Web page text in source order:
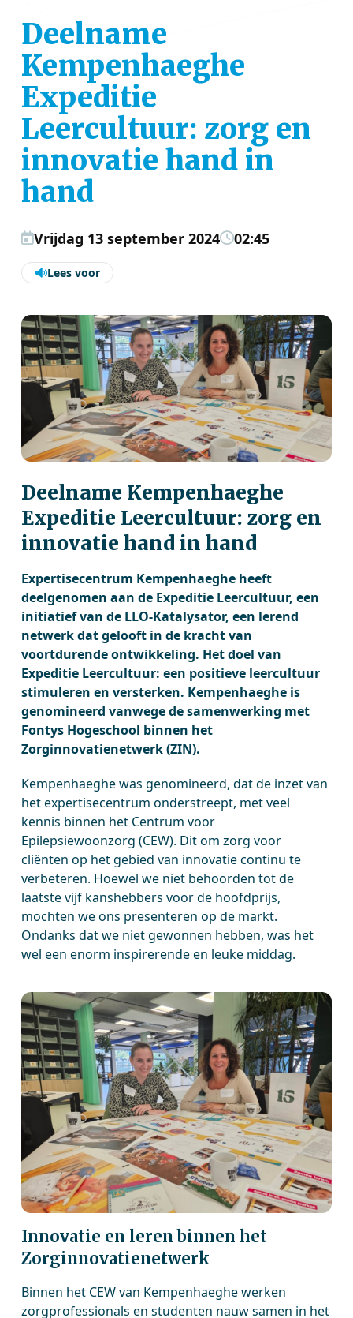
Deelname
Kempenhaeghe
Expeditie
Leercultuur: zorg en
innovatie hand in
hand
Vrijdag 13 september 2024 02:45
Lees voor
Deelname Kempenhaeghe
Expeditie Leercultuur: zorg en
innovatie hand in hand
Expertisecentrum Kempenhaeghe heeft
deelgenomen aan de Expeditie Leercultuur, een
initiatief van de LLO-Katalysator, een lerend
netwerk dat gelooft in de kracht van
voortdurende ontwikkeling. Het doel van
Expeditie Leercultuur: een positieve leercultuur
stimuleren en versterken. Kempenhaeghe is
genomineerd vanwege de samenwerking met
Fontys Hogeschool binnen het
Zorginnovatienetwerk (ZIN).
Kempenhaeghe was genomineerd, dat de inzet van
het expertisecentrum onderstreept, met veel
kennis binnen het Centrum voor
Epilepsiewoonzorg (CEW). Dit om zorg voor
cliënten op het gebied van innovatie continu te
verbeteren. Hoewel we niet behoorden tot de
laatste vijf kanshebbers voor de hoofdprijs,
mochten we ons presenteren op de markt.
Ondanks dat we niet gewonnen hebben, was het
wel een enorm inspirerende en leuke middag.
Innovatie en leren binnen het
Zorginnovatienetwerk
Binnen het CEW van Kempenhaeghe werken
zorgprofessionals en studenten nauw samen in het